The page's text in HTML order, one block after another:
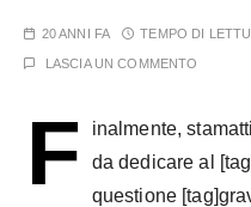
20 ANNI FA TEMPO DI
LASCIA UN COMMENTO
F
inalmente,
da dedicare al
questione